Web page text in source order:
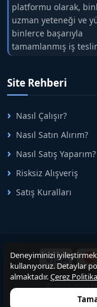
platformu olarak,
uzman yeteneği ve
binlerce başarıyla
tamamlanmış iş
tek çatıda
arasındaki süreci
alışveriş sistemi ile
ticaretin güvenli
adreslerinden birisidir.
Site Rehberi
Nasıl Çalışır?
Nasıl Satın Alırım?
Nasıl Satış Yaparım?
Risksiz Alışveriş
Satış Kuralları
© 2015-2026
Deneyiminizi
kullanıyoruz. Detaylar
almaktadır.Çerez